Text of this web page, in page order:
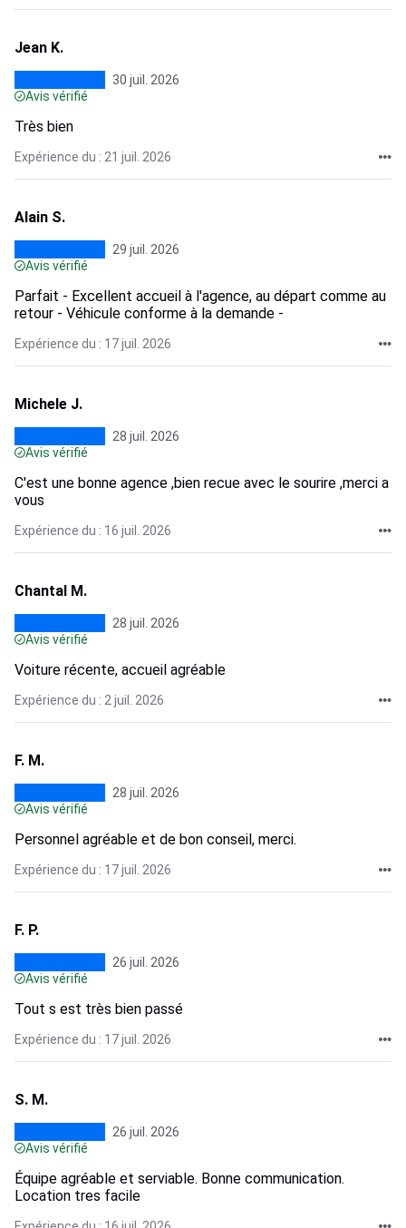
Jean K.
30 juil. 2026
Avis vérifié
Très bien
Expérience du : 21 juil. 2026
Alain S.
29 juil. 2026
Avis vérifié
Parfait - Excellent accueil à l'agence, au départ comme au
retour - Véhicule conforme à la demande -
Expérience du : 17 juil. 2026
Michele J.
28 juil. 2026
Avis vérifié
C'est une bonne agence ,bien recue avec le sourire ,merci a
vous
Expérience du : 16 juil. 2026
Chantal M.
28 juil. 2026
Avis vérifié
Voiture récente, accueil agréable
Expérience du : 2 juil. 2026
F. M.
28 juil. 2026
Avis vérifié
Personnel agréable et de bon conseil, merci.
Expérience du : 17 juil. 2026
F. P.
26 juil. 2026
Avis vérifié
Tout s est très bien passé
Expérience du : 17 juil. 2026
S. M.
26 juil. 2026
Avis vérifié
Équipe agréable et serviable. Bonne communication.
Location tres facile